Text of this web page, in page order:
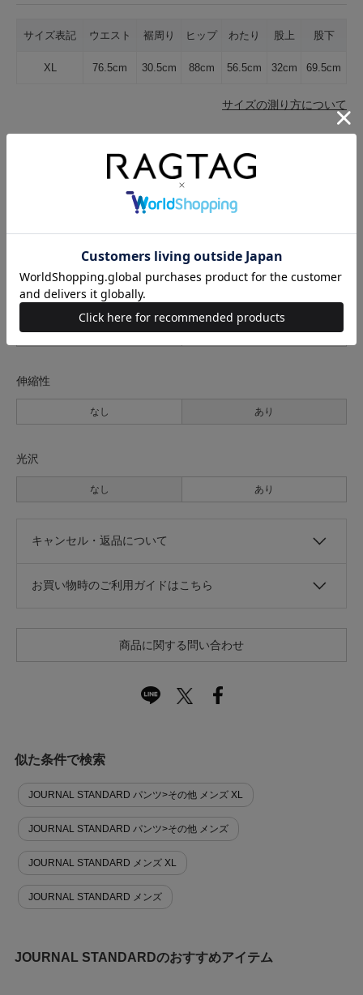
サイズ表記 ウエスト 裾周り ヒップ わたり 股上 股下
XL 76.5cm 30.5cm 88cm 56.5cm 32cm 69.5cm
サイズの測り方について
普通
なし あり
透け感
なし あり
伸縮性
なし あり
光沢
なし あり
キャンセル・返品について
お買い物時のご利用ガイドはこちら
商品に関する問い合わせ
似た条件で検索
JOURNAL STANDARD パンツ>その他 メンズ XL
JOURNAL STANDARD パンツ>その他 メンズ
JOURNAL STANDARD メンズ XL
JOURNAL STANDARD メンズ
JOURNAL STANDARDのおすすめアイテム